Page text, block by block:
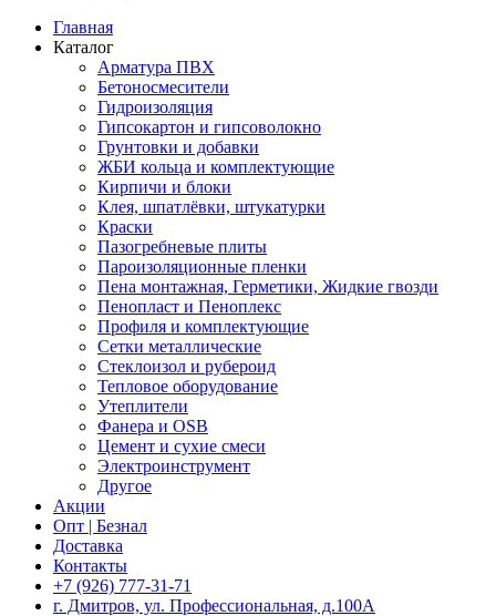
Главная
Каталог
Арматура ПВХ
Бетоносмесители
Гидроизоляция
Гипсокартон и гипсоволокно
Грунтовки и добавки
ЖБИ кольца и комплектующие
Кирпичи и блоки
Клея, шпатлёвки, штукатурки
Краски
Пазогребневые плиты
Пароизоляционные пленки
Пена монтажная, Герметики, Жидкие гвозди
Пенопласт и Пеноплекс
Профиля и комплектующие
Сетки металлические
Стеклоизол и рубероид
Тепловое оборудование
Утеплители
Фанера и OSB
Цемент и сухие смеси
Электроинструмент
Другое
Акции
Опт | Безнал
Доставка
Контакты
+7 (926) 777-31-71
г. Дмитров, ул. Профессиональная, д.100А